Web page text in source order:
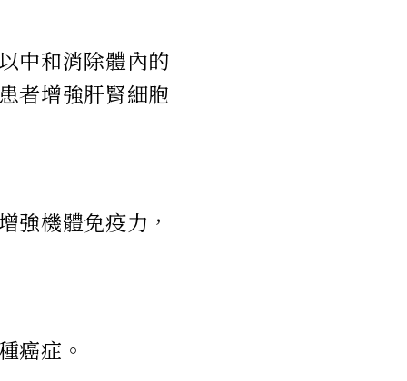
中和消除體內的
者增強肝腎細胞
強機體免疫力，
癌症。